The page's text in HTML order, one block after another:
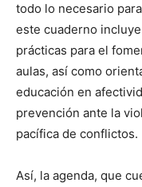
todo lo necesario
este cuaderno
prácticas para el
aulas, así como
educación en
prevención ante la
pacífica de conflictos.
Así, la agenda, que